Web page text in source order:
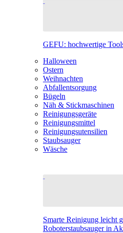
GEFU: hochwertige
Halloween
Ostern
Weihnachten
Abfallentsorgung
Bügeln
Näh & Stickmaschinen
Reinigungsgeräte
Reinigungsmittel
Reinigungsutensilien
Staubsauger
Wäsche
Smarte Reinigung leicht
Roboterstaubsauger in